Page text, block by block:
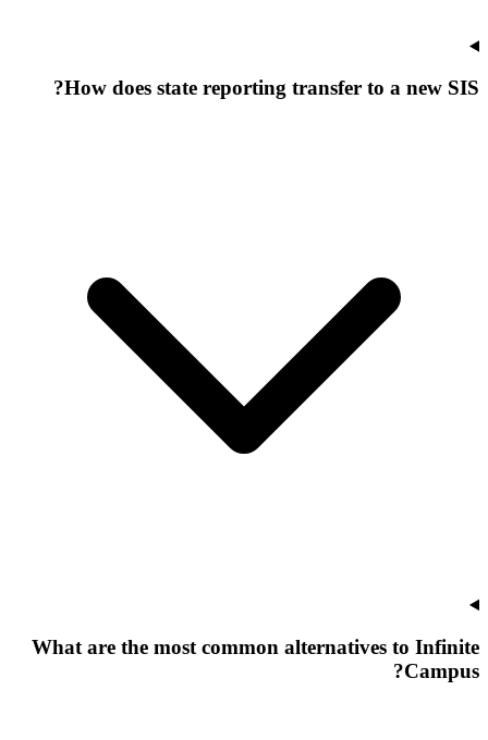
How does state reporting transfer to a new SIS?
What are the most common alternatives to Infinite
Campus?